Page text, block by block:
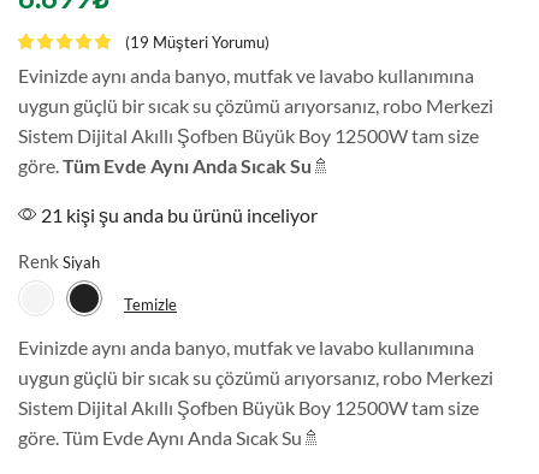
(19 Müşteri Yorumu)
Evinizde aynı anda banyo, mutfak ve lavabo kullanımına
uygun güçlü bir sıcak su çözümü arıyorsanız, robo Merkezi
Sistem Dijital Akıllı Şofben Büyük Boy 12500W tam size
göre.Tüm Evde Aynı Anda Sıcak Su 🚿
21 kişi şu anda bu ürünü inceliyor
Renk
Temizle
Evinizde aynı anda banyo, mutfak ve lavabo kullanımına
uygun güçlü bir sıcak su çözümü arıyorsanız, robo Merkezi
Sistem Dijital Akıllı Şofben Büyük Boy 12500W tam size
göre. Tüm Evde Aynı Anda Sıcak Su🚿